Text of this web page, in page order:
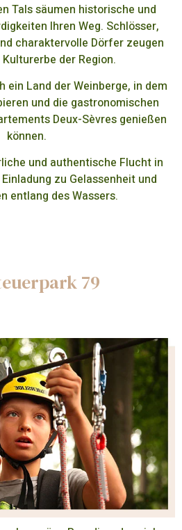
Tals säumen historische und
Ihren Weg. Schlösser,
charaktervolle Dörfer zeugen
der Region.
ein Land der Weinberge, in dem
und die gastronomischen
Deux-Sèvres genießen
können.
und authentische Flucht in
zu Gelassenheit und
entlang des Wassers.
79